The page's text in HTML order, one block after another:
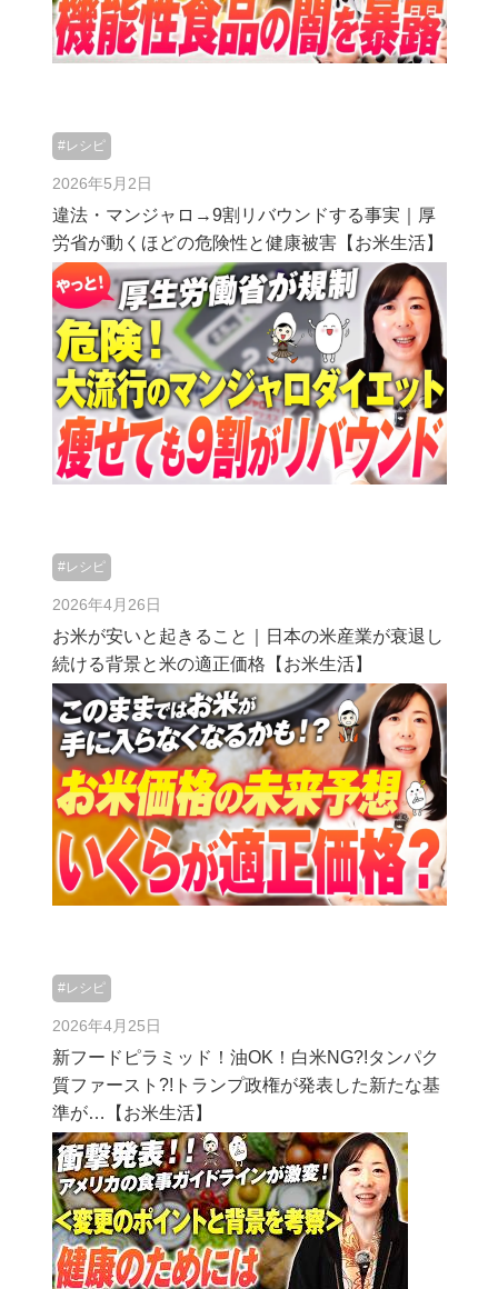
#レシピ
2026年5月2日
違法・マンジャロ→9割リバウンドする事実｜厚
労省が動くほどの危険性と健康被害【お米生活】
#レシピ
2026年4月26日
お米が安いと起きること｜日本の米産業が衰退し
続ける背景と米の適正価格【お米生活】
#レシピ
2026年4月25日
新フードピラミッド！油OK！白米NG?!タンパク
質ファースト?!トランプ政権が発表した新たな基
準が…【お米生活】